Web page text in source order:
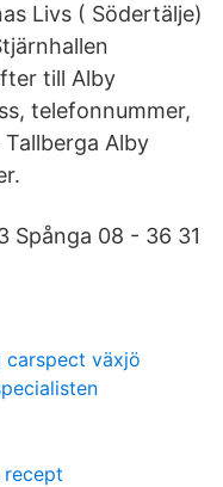
Livs ( Södertälje)
till Alby
telefonnummer,
Alby
Spånga 08 - 36 31
carspect växjö
recept